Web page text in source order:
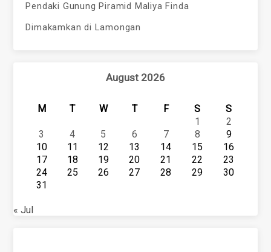
Pendaki Gunung Piramid Maliya Finda
Dimakamkan di Lamongan
August 2026
M T W T F S
S
1
2
3
4 5 6 7 8
9
10
11 12 13 14 15
16
17
18 19 20 21 22
23
24
25 26 27 28 29
30
31
« Jul